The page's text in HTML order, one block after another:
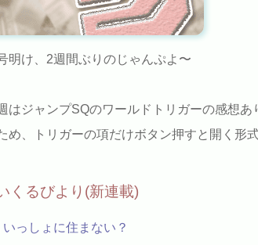
明け、2週間ぶりのじゃんぷよ〜
はジャンプSQのワールドトリガーの感想あ
め、トリガーの項だけボタン押すと開く形
くるびより(新連載)
いっしょに住まない？